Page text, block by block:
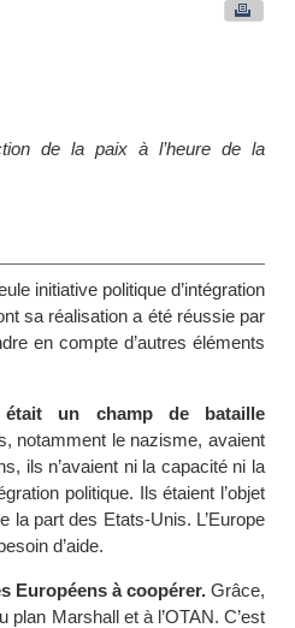
de la paix à l’heure de la
initiative politique d’intégration
sa réalisation a été réussie par
en compte d’autres éléments
un champ de bataille
notamment le nazisme, avaient
ils n’avaient ni la capacité ni la
politique. Ils étaient l’objet
la part des Etats-Unis. L’Europe
d’aide.
Européens à coopérer. Grâce,
plan Marshall et à l’OTAN. C’est